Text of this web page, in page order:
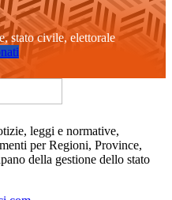
stato civile, elettorale
leggi e normative,
per Regioni, Province,
della gestione dello stato